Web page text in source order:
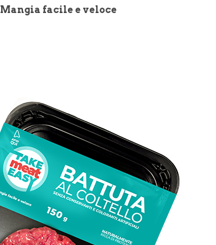
Mangia facile e veloce